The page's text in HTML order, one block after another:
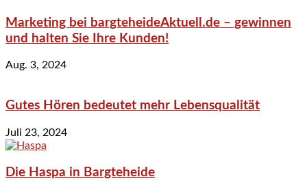
Marketing bei bargteheideAktuell.de – gewinnen
und halten Sie Ihre Kunden!
Aug. 3, 2024
Gutes Hören bedeutet mehr Lebensqualität
Juli 23, 2024
Die Haspa in Bargteheide